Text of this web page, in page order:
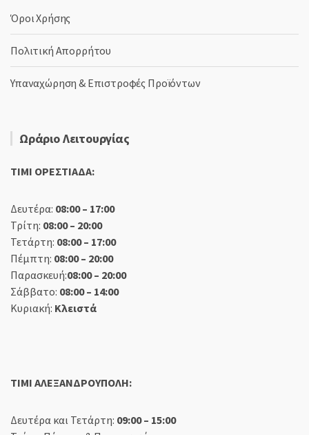
Όροι Χρήσης
Πολιτική Απορρήτου
Υπαναχώρηση & Επιστροφές Προϊόντων
Ωράριο Λειτουργίας
TIMI ΟΡΕΣΤΙΑΔΑ:
Δευτέρα: 08:00 – 17:00
Τρίτη: 08:00 – 20:00
Τετάρτη: 08:00 – 17:00
Πέμπτη: 08:00 – 20:00
Παρασκευή:08:00 – 20:00
Σάββατο: 08:00 – 14:00
Κυριακή: Κλειστά
TIMI ΑΛΕΞΑΝΔΡΟΥΠΟΛΗ:
Δευτέρα και Τετάρτη: 09:00 – 15:00